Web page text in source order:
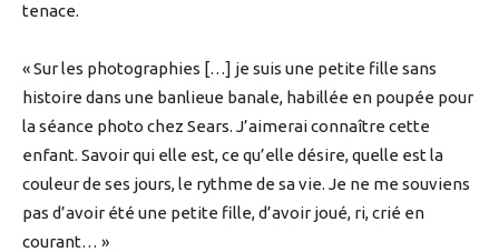
tenace.
« Sur les photographies […] je suis une petite fille sans
histoire dans une banlieue banale, habillée en poupée pour
la séance photo chez Sears. J’aimerai connaître cette
enfant. Savoir qui elle est, ce qu’elle désire, quelle est la
couleur de ses jours, le rythme de sa vie. Je ne me souviens
pas d’avoir été une petite fille, d’avoir joué, ri, crié en
courant… »